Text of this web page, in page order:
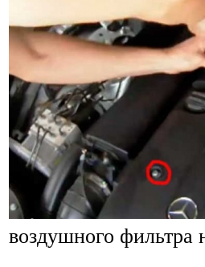
воздушного фильтра